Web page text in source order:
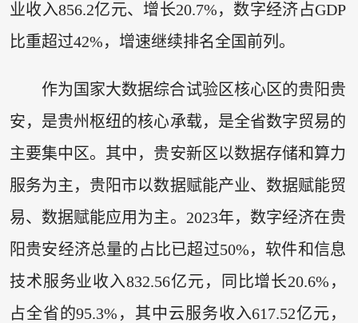
业收入856.2亿元、增长20.7%，数字经济占GDP
比重超过42%，增速继续排名全国前列。
作为国家大数据综合试验区核心区的贵阳贵
安，是贵州枢纽的核心承载，是全省数字贸易的
主要集中区。其中，贵安新区以数据存储和算力
服务为主，贵阳市以数据赋能产业、数据赋能贸
易、数据赋能应用为主。2023年，数字经济在贵
阳贵安经济总量的占比已超过50%，软件和信息
技术服务业收入832.56亿元，同比增长20.6%，
占全省的95.3%，其中云服务收入617.52亿元，